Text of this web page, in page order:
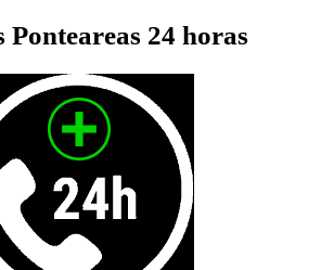
24 horas